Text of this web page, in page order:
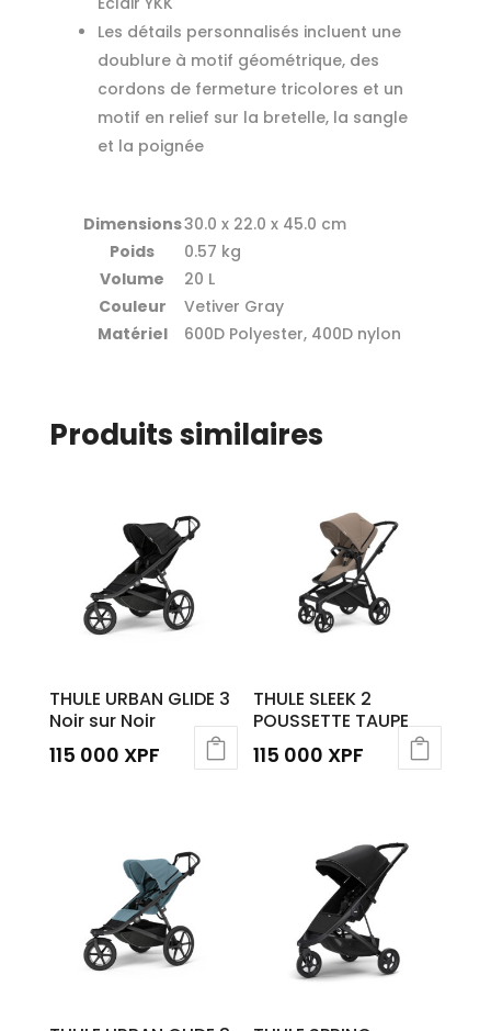
Les détails personnalisés incluent une
doublure à motif géométrique, des
cordons de fermeture tricolores et un
motif en relief sur la bretelle, la sangle
et la poignée
Dimensions30.0 x 22.0 x 45.0 cm
Poids
0.57 kg
Volume
20 L
Couleur
Vetiver Gray
Matériel
600D Polyester, 400D nylon
Produits similaires
THULE URBAN GLIDE 3
Noir sur Noir
115 000 XPF
THULE SLEEK 2
POUSSETTE TAUPE
115 000 XPF